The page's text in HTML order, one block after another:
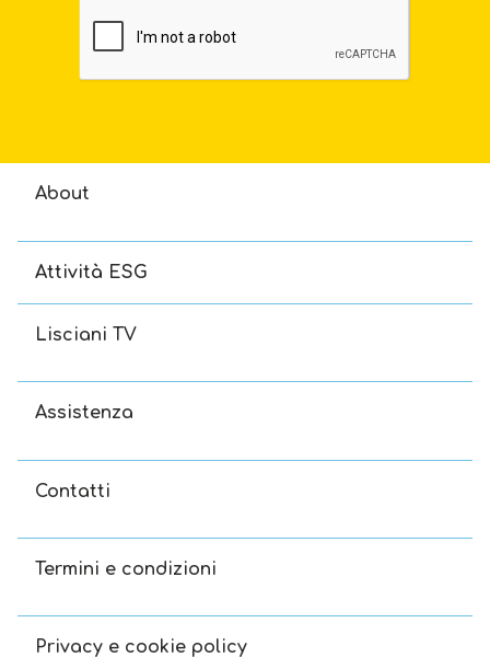
About
Attività ESG
Lisciani TV
Assistenza
Contatti
Termini e condizioni
Privacy e cookie policy